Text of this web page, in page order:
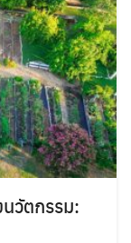
นวัตกรรม: